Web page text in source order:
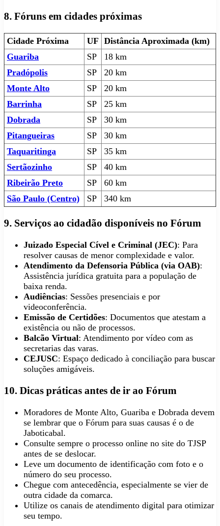
8. Fóruns em cidades próximas
Cidade Próxima UF Distância Aproximada (km)
Guariba
SP
18 km
Pradópolis
SP
20 km
Monte Alto
SP
20 km
Barrinha
SP
25 km
Dobrada
SP
30 km
Pitangueiras
SP
30 km
Taquaritinga
SP
35 km
Sertãozinho
SP
40 km
Ribeirão Preto
SP
60 km
São Paulo (Centro)
SP 340 km
9. Serviços ao cidadão disponíveis no Fórum
Juizado Especial Cível e Criminal (JEC): Para
resolver causas de menor complexidade e valor.
Atendimento da Defensoria Pública (via OAB):
Assistência jurídica gratuita para a população de
baixa renda.
Audiências: Sessões presenciais e por
videoconferência.
Emissão de Certidões: Documentos que atestam a
existência ou não de processos.
Balcão Virtual: Atendimento por vídeo com as
secretarias das varas.
CEJUSC: Espaço dedicado à conciliação para buscar
soluções amigáveis.
10. Dicas práticas antes de ir ao Fórum
Moradores de Monte Alto, Guariba e Dobrada devem
se lembrar que o Fórum para suas causas é o de
Jaboticabal.
Consulte sempre o processo online no site do TJSP
antes de se deslocar.
Leve um documento de identificação com foto e o
número do seu processo.
Chegue com antecedência, especialmente se vier de
outra cidade da comarca.
Utilize os canais de atendimento digital para otimizar
seu tempo.